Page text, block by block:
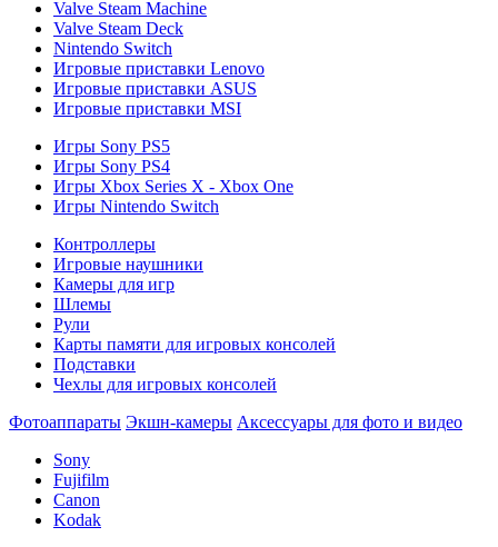
Valve Steam Machine
Valve Steam Deck
Nintendo Switch
Игровые приставки Lenovo
Игровые приставки ASUS
Игровые приставки MSI
Игры Sony PS5
Игры Sony PS4
Игры Xbox Series X - Xbox One
Игры Nintendo Switch
Контроллеры
Игровые наушники
Камеры для игр
Шлемы
Рули
Карты памяти для игровых консолей
Подставки
Чехлы для игровых консолей
Фотоаппараты Экшн-камеры Аксессуары для фото и видео
Sony
Fujifilm
Canon
Kodak